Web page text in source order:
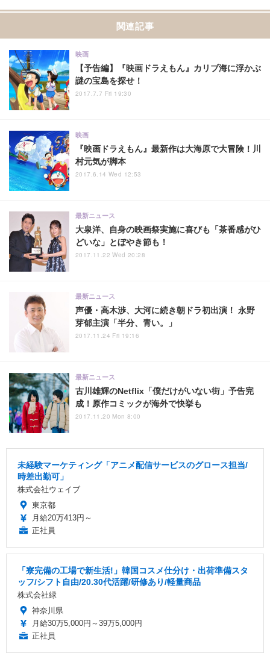
関連記事
【予告編】『映画ドラえもん』カリブ海に浮かぶ
謎の宝島を探せ！
映画
2017.7.7 Fri 19:30
『映画ドラえもん』最新作は大海原で大冒険！川
村元気が脚本
映画
2017.6.14 Wed 12:53
大泉洋、自身の映画祭実施に喜びも「茶番感がひ
どいな」とぼやき節も！
最新ニュース
2017.11.22 Wed 20:28
声優・高木渉、大河に続き朝ドラ初出演！ 永野
芽郁主演「半分、青い。」
最新ニュース
2017.11.24 Fri 19:16
古川雄輝のNetflix「僕だけがいない街」予告完
成！原作コミックが海外で快挙も
最新ニュース
2017.11.20 Mon 8:00
未経験マーケティング「アニメ配信サービスのグロース担当/
時差出勤可」
株式会社ウェイブ
東京都
月給20万413円～
正社員
「寮完備の工場で新生活!」韓国コスメ仕分け・出荷準備スタ
ッフ/シフト自由/20.30代活躍/研修あり/軽量商品
株式会社緑
神奈川県
月給30万5,000円～39万5,000円
正社員